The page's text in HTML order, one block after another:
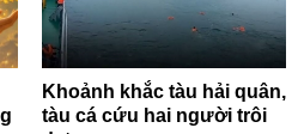
Khoảnh khắc tàu hải quân,
tàu cá cứu hai người trôi